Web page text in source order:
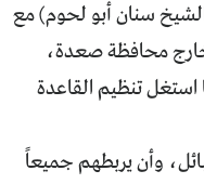
سنان أبو لحوم) مع
محافظة صعدة،
استغل تنظيم القاعدة
وأن يربطهم جميعاً